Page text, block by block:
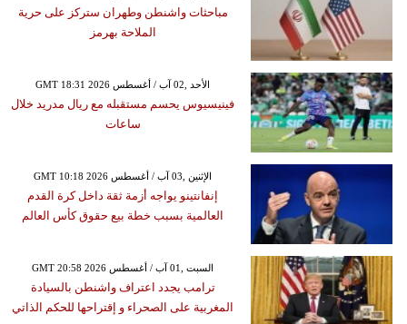
مباحثات واشنطن وطهران ستركز على حرية
الملاحة بهرمز
GMT 18:31 2026 الأحد ,02 آب / أغسطس
فينيسيوس يحسم مستقبله مع ريال مدريد خلال
ساعات
GMT 10:18 2026 الإثنين ,03 آب / أغسطس
إنفانتينو يواجه أزمة ثقة داخل كرة القدم
العالمية بسبب خطة بيع حقوق كأس العالم
GMT 20:58 2026 السبت ,01 آب / أغسطس
ترامب يجدد اعتراف واشنطن بالسيادة
المغربية على الصحراء و إقتراحها للحكم الذاتي